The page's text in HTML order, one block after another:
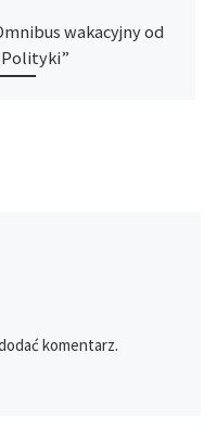
wakacyjny od
komentarz.